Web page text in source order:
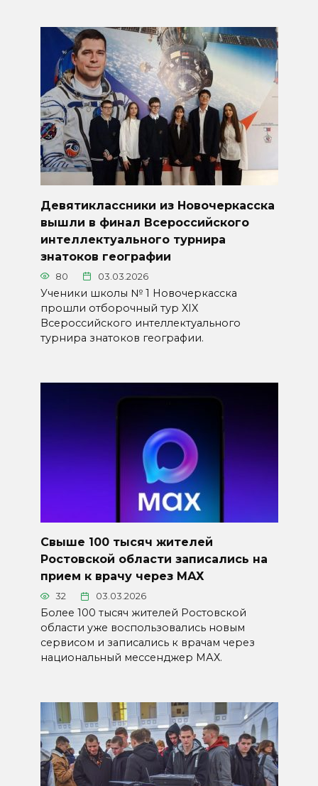
Девятиклассники из Новочеркасска
вышли в финал Всероссийского
интеллектуального турнира
знатоков географии
80 03.03.2026
Ученики школы № 1 Новочеркасска
прошли отборочный тур XIX
Всероссийского интеллектуального
турнира знатоков географии.
Свыше 100 тысяч жителей
Ростовской области записались на
прием к врачу через МАХ
32 03.03.2026
Более 100 тысяч жителей Ростовской
области уже воспользовались новым
сервисом и записались к врачам через
национальный мессенджер МАХ.